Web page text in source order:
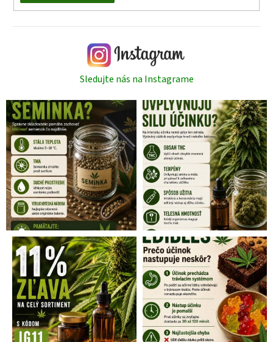
Sledujte nás na Instagrame